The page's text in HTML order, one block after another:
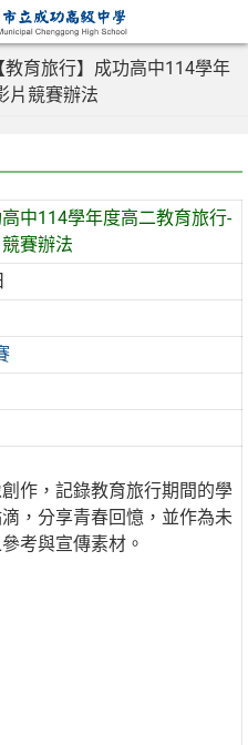
教育旅行】成功高中114學年
片競賽辦法
高中114學年度高二教育旅行-
競賽辦法
作，記錄教育旅行期間的學
，分享青春回憶，並作為未
考與宣傳素材。